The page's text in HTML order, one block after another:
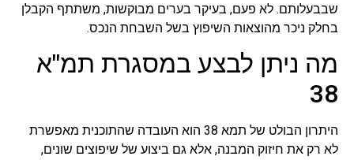
שבבעלותם. לא פעם, בעיקר בערים מבוקשות, משתתף הקבלן
בחלק ניכר מהוצאות השיפוץ בשל השבחת הנכס.
מה ניתן לבצע במסגרת תמ"א
38
היתרון הבולט של תמא 38 הוא העובדה שהתוכנית מאפשרת
לא רק את חיזוק המבנה, אלא גם ביצוע של שיפוצים שונים,